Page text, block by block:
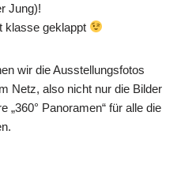
Jung)!
klasse geklappt
wir die Ausstellungsfotos
Netz, also nicht nur die Bilder
„360° Panoramen“ für alle die